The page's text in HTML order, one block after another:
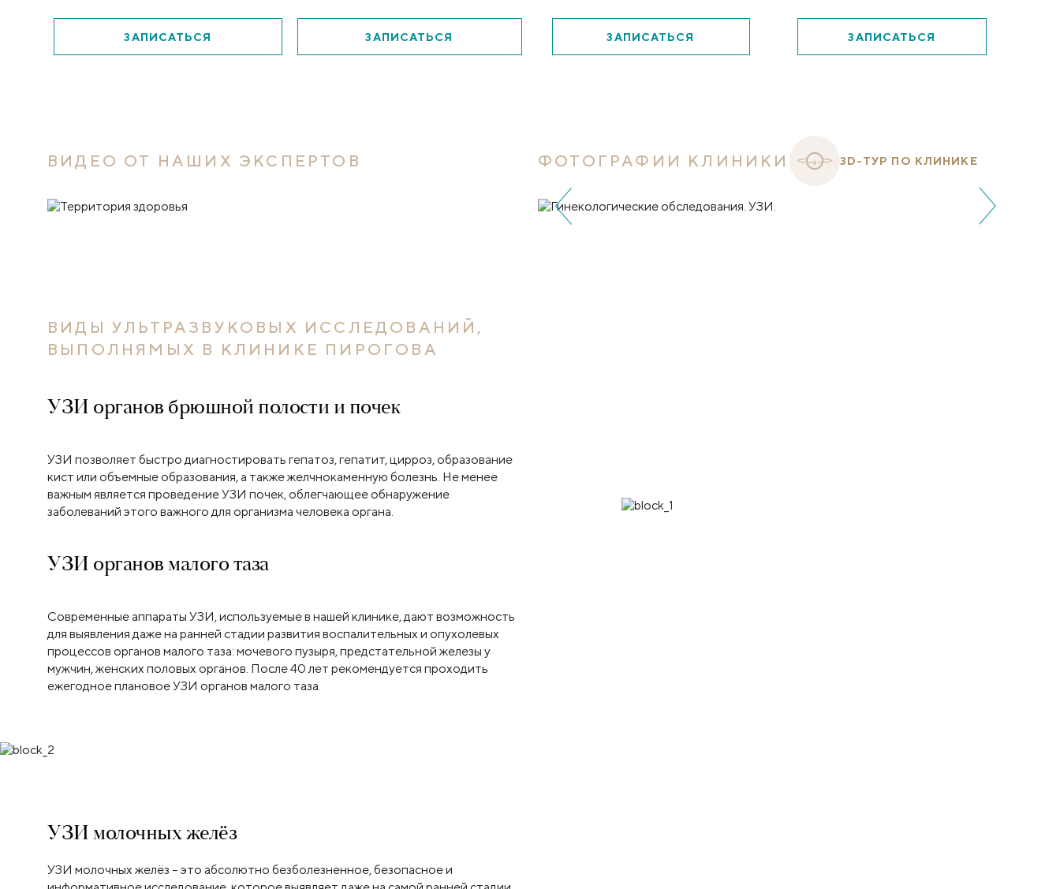
ЗАПИСАТЬСЯ ЗАПИСАТЬСЯ ЗАПИСАТЬСЯ ЗАПИСАТЬСЯ
ВИДЕО ОТ НАШИХ ЭКСПЕРТОВ ФОТОГРАФИИ КЛИНИКИ 3D-ТУР ПО КЛИНИКЕ
ВИДЫ УЛЬТРАЗВУКОВЫХ ИССЛЕДОВАНИЙ,
ВЫПОЛНЯМЫХ В КЛИНИКЕ ПИРОГОВА
УЗИ органов брюшной полости и почек
УЗИ позволяет быстро диагностировать гепатоз, гепатит, цирроз, образование
кист или объемные образования, а также желчнокаменную болезнь. Не менее
важным является проведение УЗИ почек, облегчающее обнаружение
заболеваний этого важного для организма человека органа.
УЗИ органов малого таза
Современные аппараты УЗИ, используемые в нашей клинике, дают возможность
для выявления даже на ранней стадии развития воспалительных и опухолевых
процессов органов малого таза: мочевого пузыря, предстательной железы у
мужчин, женских половых органов. После 40 лет рекомендуется проходить
ежегодное плановое УЗИ органов малого таза.
УЗИ молочных желёз
УЗИ молочных желёз – это абсолютно безболезненное, безопасное и